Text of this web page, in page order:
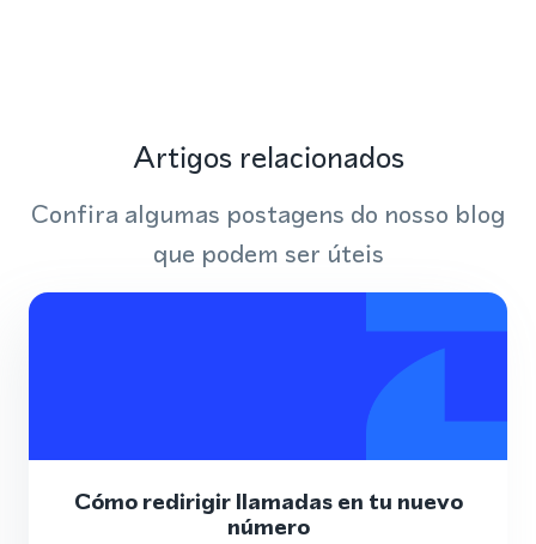
Artigos relacionados
Confira algumas postagens do nosso blog
que podem ser úteis
Cómo redirigir llamadas en tu nuevo
número